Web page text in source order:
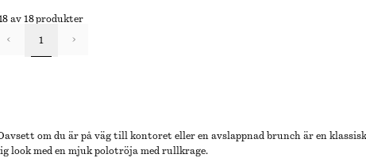
om du är på väg till kontoret eller en avslappnad brunch är en
look med en mjuk polotröja med rullkrage.
av 18 produkter
1